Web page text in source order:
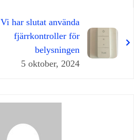
Vi har slutat använda
fjärrkontroller för
belysningen
5 oktober, 2024